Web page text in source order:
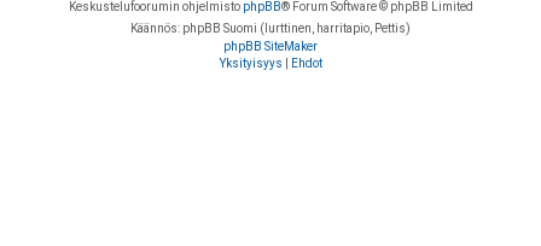
Keskustelufoorumin ohjelmisto phpBB® Forum Software © phpBB Limited
Käännös: phpBB Suomi (lurttinen, harritapio, Pettis)
phpBB SiteMaker
Yksityisyys
Ehdot